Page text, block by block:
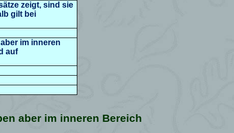
zeigt, sind sie
gilt bei
im inneren
auf
aber im inneren Bereich